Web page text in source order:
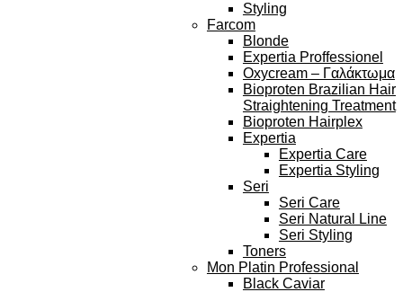
Styling
Farcom
Blonde
Expertia Proffessionel
Oxycream – Γαλάκτωμα
Bioproten Brazilian Hair
Straightening Treatment
Bioproten Hairplex
Expertia
Expertia Care
Expertia Styling
Seri
Seri Care
Seri Natural Line
Seri Styling
Toners
Mon Platin Professional
Black Caviar